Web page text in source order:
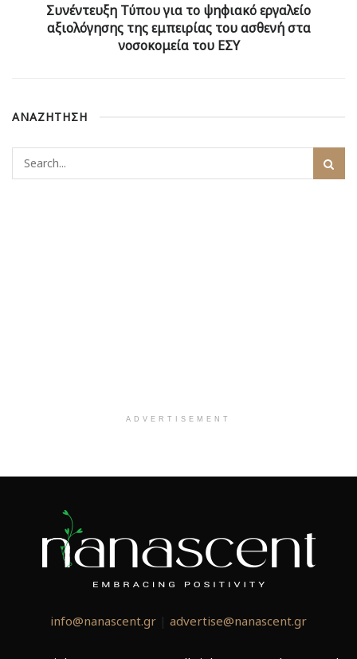
Συνέντευξη Τύπου για το ψηφιακό εργαλείο
αξιολόγησης της εμπειρίας του ασθενή στα
νοσοκομεία του ΕΣΥ
ΑΝΑΖΗΤΗΣΗ
ADVERTISEMENT
info@nanascent.gr | advertise@nanascent.gr